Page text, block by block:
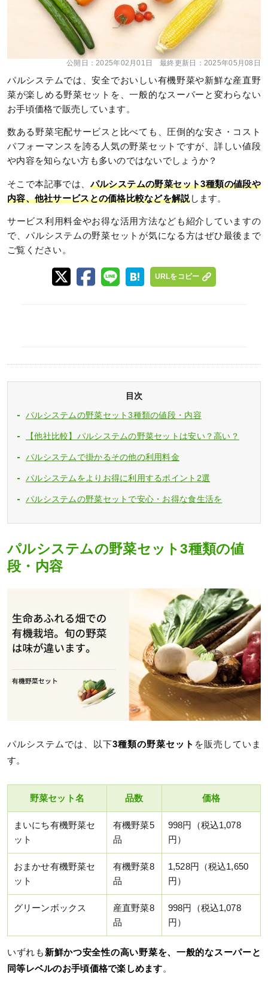
公開日： 2025年02月01日 最終更新日： 2025年05月08日
パルシステムでは、安全でおいしい有機野菜や新鮮な産直野
菜が楽しめる野菜セットを、一般的なスーパーと変わらない
お手頃価格で販売しています。
数ある野菜宅配サービスと比べても、圧倒的な安さ・コスト
パフォーマンスを誇る人気の野菜セットですが、詳しい値段
や内容を知らない方も多いのではないでしょうか？
そこで本記事では、 パルシステムの野菜セット3種類の値段や
内容、他社サービスとの価格比較などを解説します。
サービス利用料金やお得な活用方法なども紹介していますの
で、パルシステムの野菜セットが気になる方はぜひ最後まで
ご覧ください。
URLをコピー
目次
パルシステムの野菜セット3種類の値段・内容
【他社比較】パルシステムの野菜セットは安い？高い？
パルシステムで掛かるその他の利用料金
パルシステムをよりお得に利用するポイント2選
パルシステムの野菜セットで安心・お得な食生活を
パルシステムの野菜セット3種類の値
段・内容
パルシステムでは、以下3種類の野菜セット を販売していま
す。
野菜セット名 品数 価格
まいにち有機野菜セ
ット
有機野菜5
品
998円（税込1,078
円）
おまかせ有機野菜セ
ット
有機野菜8
品
1,528円（税込1,650
円）
グリーンボックス
産直野菜8
品
998円（税込1,078
円）
いずれも新鮮かつ安全性の高い野菜を、一般的なスーパーと
同等レベルのお手頃価格で楽しめます。